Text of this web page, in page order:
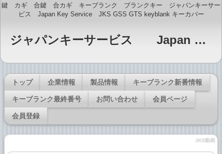
鍵 カギ 合鍵 合カギ キーブランク ブランクキー ジャパンキーサー
ビス Japan Key Service JKS GSS GTS keyblank キーカバー
ジャパンキーサービス Japan Key Service JKS GTS・GSS印 キーブランク販売
トップ 企業情報 製品情報 キーブランク新番情報
キーブランク最終番号 お問い合わせ 会員ページ
会員登録
JKS動画